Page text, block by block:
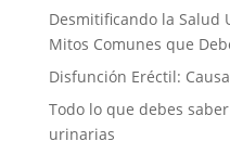
Desmitificando la Salud
Mitos Comunes que
Disfunción Eréctil:
Todo lo que debes
urinarias